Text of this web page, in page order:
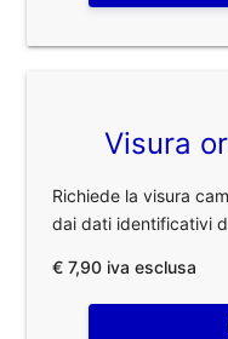
Visura
Richiede la visura
dai dati identificativi
€ 7,90 iva esclusa